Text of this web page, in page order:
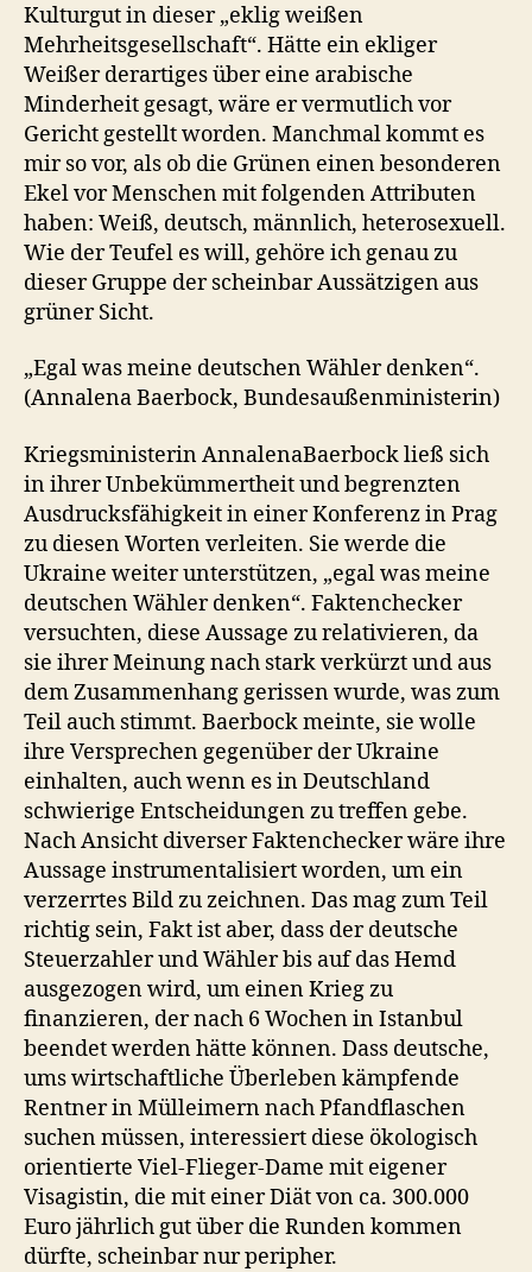
Kulturgut in dieser „eklig weißen
Mehrheitsgesellschaft“. Hätte ein ekliger
Weißer derartiges über eine arabische
Minderheit gesagt, wäre er vermutlich vor
Gericht gestellt worden. Manchmal kommt es
mir so vor, als ob die Grünen einen besonderen
Ekel vor Menschen mit folgenden Attributen
haben: Weiß, deutsch, männlich, heterosexuell.
Wie der Teufel es will, gehöre ich genau zu
dieser Gruppe der scheinbar Aussätzigen aus
grüner Sicht.
„Egal was meine deutschen Wähler denken“.
(Annalena Baerbock, Bundesaußenministerin)
Kriegsministerin AnnalenaBaerbock ließ sich
in ihrer Unbekümmertheit und begrenzten
Ausdrucksfähigkeit in einer Konferenz in Prag
zu diesen Worten verleiten. Sie werde die
Ukraine weiter unterstützen, „egal was meine
deutschen Wähler denken“. Faktenchecker
versuchten, diese Aussage zu relativieren, da
sie ihrer Meinung nach stark verkürzt und aus
dem Zusammenhang gerissen wurde, was zum
Teil auch stimmt. Baerbock meinte, sie wolle
ihre Versprechen gegenüber der Ukraine
einhalten, auch wenn es in Deutschland
schwierige Entscheidungen zu treffen gebe.
Nach Ansicht diverser Faktenchecker wäre ihre
Aussage instrumentalisiert worden, um ein
verzerrtes Bild zu zeichnen. Das mag zum Teil
richtig sein, Fakt ist aber, dass der deutsche
Steuerzahler und Wähler bis auf das Hemd
ausgezogen wird, um einen Krieg zu
finanzieren, der nach 6 Wochen in Istanbul
beendet werden hätte können. Dass deutsche,
ums wirtschaftliche Überleben kämpfende
Rentner in Mülleimern nach Pfandflaschen
suchen müssen, interessiert diese ökologisch
orientierte Viel-Flieger-Dame mit eigener
Visagistin, die mit einer Diät von ca. 300.000
Euro jährlich gut über die Runden kommen
dürfte, scheinbar nur peripher.